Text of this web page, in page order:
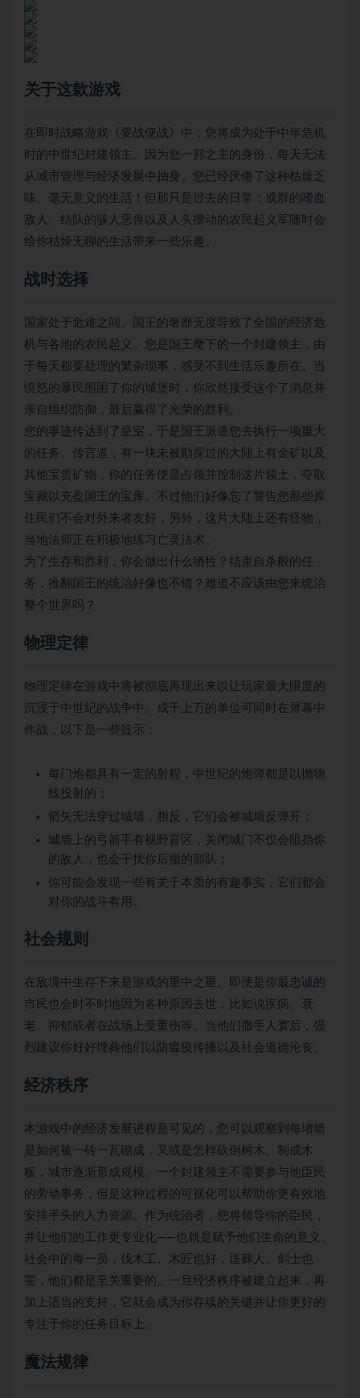
关于这款游戏
在即时战略游戏《要战便战》中，您将成为处于中年危机
时的中世纪封建领主。因为您一邦之主的身份，每天无法
从城市管理与经济发展中抽身。您已经厌倦了这种枯燥乏
味、毫无意义的生活！但那只是过去的日常：成群的嗜血
敌人、结队的骇人恶兽以及人头攒动的农民起义军随时会
给你枯燥无聊的生活带来一些乐趣。
战时选择
国家处于危难之间。国王的奢靡无度导致了全国的经济危
机与各地的农民起义。您是国王麾下的一个封建领主，由
于每天都要处理的繁杂琐事，感受不到生活乐趣所在。当
愤怒的暴民围困了你的城堡时，你欣然接受这个了消息并
亲自组织防御，最后赢得了光荣的胜利。
您的事迹传达到了皇室，于是国王派遣您去执行一项重大
的任务。传言道，有一块未被勘探过的大陆上有金矿以及
其他宝贵矿物，你的任务便是占领并控制这片领土，夺取
宝藏以充盈国王的宝库。不过他们好像忘了警告您那些原
住民们不会对外来者友好，另外，这片大陆上还有怪物，
当地法师正在积极地练习亡灵法术。
为了生存和胜利，你会做出什么牺牲？结束自杀般的任
务，推翻国王的统治好像也不错？难道不应该由您来统治
整个世界吗？
物理定律
物理定律在游戏中将被彻底再现出来以让玩家最大限度的
沉浸于中世纪的战争中。成千上万的单位可同时在屏幕中
作战，以下是一些提示：
每门炮都具有一定的射程，中世纪的炮弹都是以抛物
线投射的；
箭矢无法穿过城墙，相反，它们会被城墙反弹开；
城墙上的弓箭手有视野盲区，关闭城门不仅会阻挡你
的敌人，也会干扰你后撤的部队；
你可能会发现一些有关于本质的有趣事实，它们都会
对你的战斗有用。
社会规则
在敌境中生存下来是游戏的重中之重。即便是你最忠诚的
市民也会时不时地因为各种原因去世，比如说疾病、衰
老、抑郁或者在战场上受重伤等。当他们撒手人寰后，强
烈建议你好好埋葬他们以防瘟疫传播以及社会道德沦丧。
经济秩序
本游戏中的经济发展进程是可见的，您可以观察到每堵墙
是如何被一砖一瓦砌成，又或是怎样砍倒树木、制成木
板，城市逐渐形成规模。一个封建领主不需要参与他臣民
的劳动事务，但是这种过程的可视化可以帮助你更有效地
安排手头的人力资源。作为统治者，您将领导你的臣民，
并让他们的工作更专业化——也就是赋予他们生命的意义。
社会中的每一员，伐木工、木匠也好，送葬人、剑士也
罢，他们都是至关重要的。一旦经济秩序被建立起来，再
加上适当的支持，它就会成为你存续的关键并让你更好的
专注于你的任务目标上。
魔法规律